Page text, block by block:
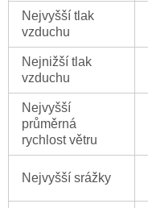
Nejvyšší tlak
vzduchu
Nejnižší tlak
vzduchu
Nejvyšší
průměrná
rychlost větru
Nejvyšší srážky